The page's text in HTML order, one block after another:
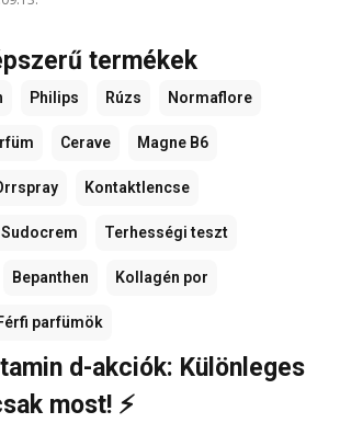
termékek
Philips Rúzs Normaflore
Cerave Magne B6
Kontaktlencse
Sudocrem Terhességi teszt
Bepanthen Kollagén por
parfümök
d-akciók: Különleges
most! ⚡